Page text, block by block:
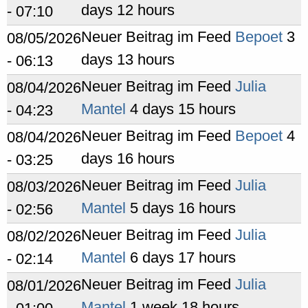
- 07:10
days 12 hours
08/05/2026
- 06:13
Neuer Beitrag im Feed Bepoet 3
days 13 hours
08/04/2026
- 04:23
Neuer Beitrag im Feed Julia
Mantel 4 days 15 hours
08/04/2026
- 03:25
Neuer Beitrag im Feed Bepoet 4
days 16 hours
08/03/2026
- 02:56
Neuer Beitrag im Feed Julia
Mantel 5 days 16 hours
08/02/2026
- 02:14
Neuer Beitrag im Feed Julia
Mantel 6 days 17 hours
08/01/2026Neuer Beitrag im Feed Julia